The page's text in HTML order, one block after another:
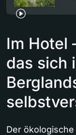
Im Hotel
das sich
Der